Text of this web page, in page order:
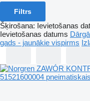
Filtrs
Šķirošana: Ievietošanas
Ievietošanas datums
gads - jaunākie vispirms